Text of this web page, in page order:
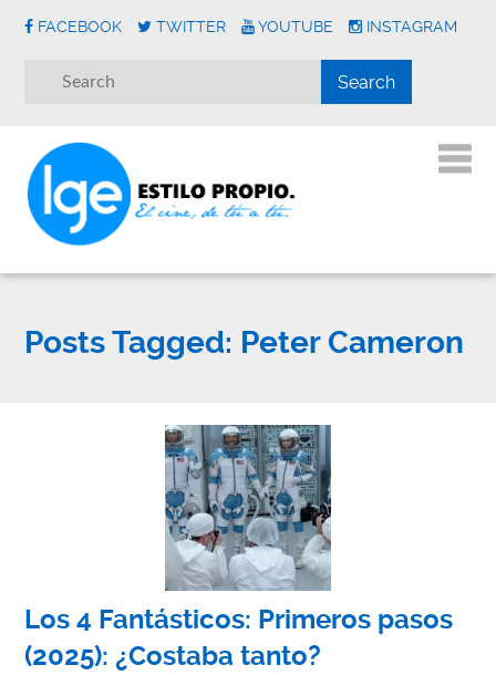
FACEBOOK TWITTER YOUTUBE INSTAGRAM
Posts Tagged: Peter Cameron
Los 4 Fantásticos: Primeros pasos
(2025): ¿Costaba tanto?